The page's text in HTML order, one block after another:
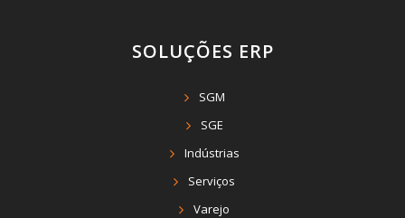
SOLUÇÕES ERP
SGM
SGE
Indústrias
Serviços
Varejo